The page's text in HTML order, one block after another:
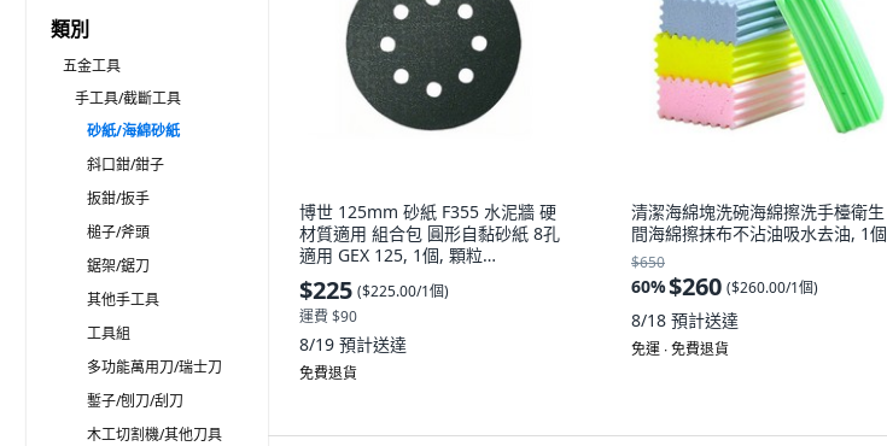
類別
五金工具
手工具/截斷工具
砂紙/海綿砂紙
斜口鉗/鉗子
扳鉗/扳手
槌子/斧頭
鋸架/鋸刀
其他手工具
工具組
多功能萬用刀/瑞士刀
鏨子/刨刀/刮刀
木工切割機/其他刀具
博世 125mm 砂紙 F355 水泥牆 硬
材質適用 組合包 圓形自黏砂紙 8孔
適用 GEX 125, 1個, 顆粒
$225 ($225.00/1個)
運費 $90
8/19 預計送達
免費退貨
清潔海綿塊洗碗海綿擦洗手檯衛生
間海綿擦抹布不沾油吸水去油, 1個
$650
60%$260 ($260.00/1個)
8/18 預計送達
免運 ∙ 免費退貨